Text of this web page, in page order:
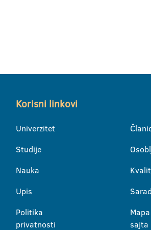
Korisni linkovi
Univerzitet
Studije
Nauka
Upis
Politika
privatnosti
Mapa
sajta